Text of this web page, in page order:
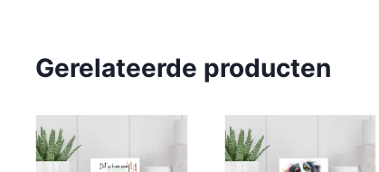
Gerelateerde producten